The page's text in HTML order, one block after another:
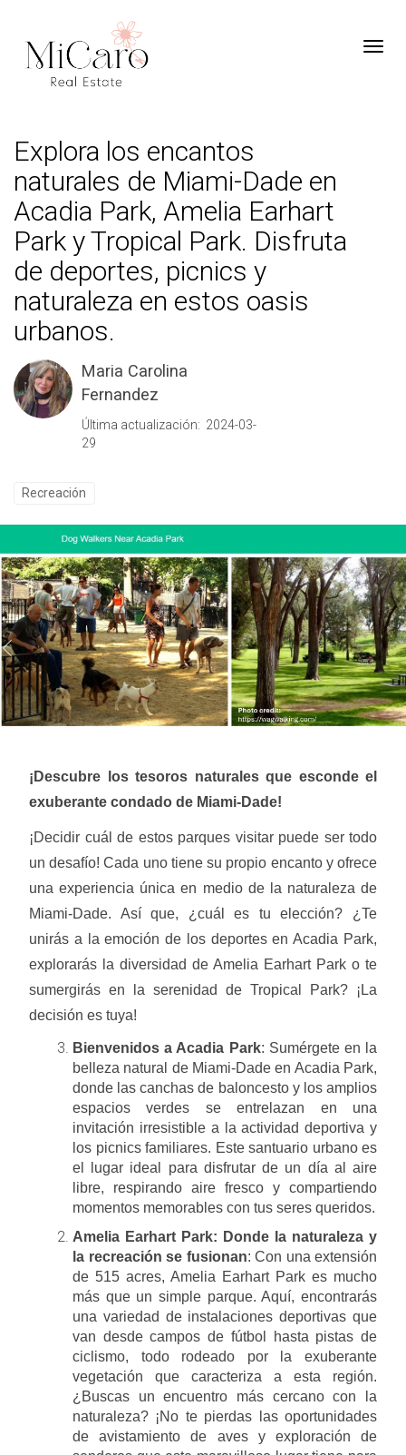
Explora los encantos
naturales de Miami-Dade en
Acadia Park, Amelia Earhart
Park y Tropical Park. Disfruta
de deportes, picnics y
naturaleza en estos oasis
urbanos.
Maria Carolina
Fernandez
Última actualización: 2024-03-
29
Recreación
¡Descubre los tesoros naturales que esconde el
exuberante condado de Miami-Dade!
¡Decidir cuál de estos parques visitar puede ser todo
un desafío! Cada uno tiene su propio encanto y ofrece
una experiencia única en medio de la naturaleza de
Miami-Dade. Así que, ¿cuál es tu elección? ¿Te
unirás a la emoción de los deportes en Acadia Park,
explorarás la diversidad de Amelia Earhart Park o te
sumergirás en la serenidad de Tropical Park? ¡La
decisión es tuya!
Bienvenidos a Acadia Park: Sumérgete en la
belleza natural de Miami-Dade en Acadia Park,
donde las canchas de baloncesto y los amplios
espacios verdes se entrelazan en una
invitación irresistible a la actividad deportiva y
los picnics familiares. Este santuario urbano es
el lugar ideal para disfrutar de un día al aire
libre, respirando aire fresco y compartiendo
momentos memorables con tus seres queridos.
Amelia Earhart Park: Donde la naturaleza y
la recreación se fusionan: Con una extensión
de 515 acres, Amelia Earhart Park es mucho
más que un simple parque. Aquí, encontrarás
una variedad de instalaciones deportivas que
van desde campos de fútbol hasta pistas de
ciclismo, todo rodeado por la exuberante
vegetación que caracteriza a esta región.
¿Buscas un encuentro más cercano con la
naturaleza? ¡No te pierdas las oportunidades
de avistamiento de aves y exploración de